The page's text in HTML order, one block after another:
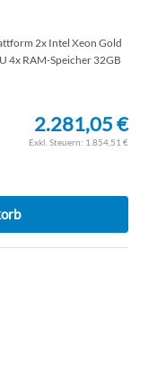
2x Intel Xeon Gold
4x RAM-Speicher 32GB
2.281,05 €
1.854,51 €